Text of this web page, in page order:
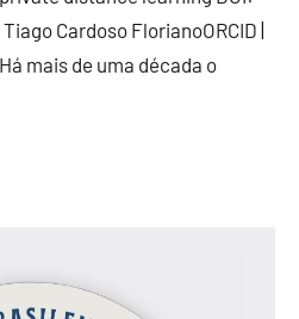
Cardoso FlorianoORCID |
mais de uma década o